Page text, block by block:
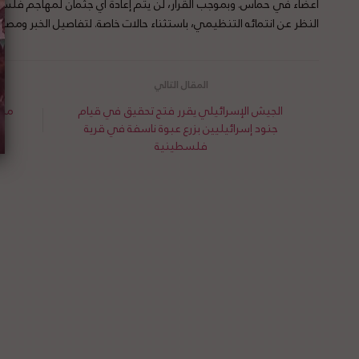
النظر عن انتمائه التنظيمي، باستثناء حالات خاصة. لتفاصيل الخبر
الجيش الإسرائيلي يقرر فتح تحقيق في قيام
جنود إسرائيليين بزرع عبوة ناسفة في قرية
فلسطينية